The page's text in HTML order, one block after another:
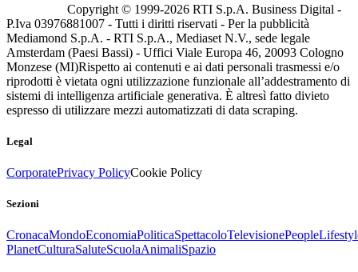
Copyright © 1999-2026 RTI S.p.A. Business Digital -
P.Iva 03976881007 - Tutti i diritti riservati - Per la pubblicità
Mediamond S.p.A. - RTI S.p.A., Mediaset N.V., sede legale
Amsterdam (Paesi Bassi) - Uffici Viale Europa 46, 20093 Cologno
Monzese (MI)Rispetto ai contenuti e ai dati personali trasmessi e/o
riprodotti è vietata ogni utilizzazione funzionale all’addestramento di
sistemi di intelligenza artificiale generativa. È altresì fatto divieto
espresso di utilizzare mezzi automatizzati di data scraping.
Legal
CorporatePrivacy PolicyCookie Policy
Sezioni
CronacaMondoEconomiaPoliticaSpettacoloTelevisionePeople
PlanetCulturaSaluteScuolaAnimaliSpazio